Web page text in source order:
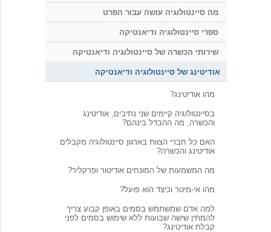
מה סיינטולוגיה עושה עבור הפרט
ספרי סיינטולוגיה ודיאנטיקה
שירותי הכשרה של סיינטולוגיה ודיאנטיקה
אודיטינג של סיינטולוגיה ודיאנטיקה
מהו אודיטינג?
בסיינטולוגיה קיימים שני נתיבים, אודיטינג
והכשרה, מה ההבדל בינהם?
האם כל חברי הצוות בארגון סיינטולוגיה מקבלים
אודיטינג והכשרה?
מה המשמעות של המונחים אודיטור ופרקליר?
מהו אי-מיטר וכיצד הוא פועל?
למה אדם שמשתמש בסמים באופן קבוע צריך
להמתין שישה שבועות ללא שימוש בסמים לפני
קבלת אודיטינג?